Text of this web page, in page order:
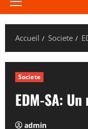
Menu
Accueil Societe
Societe
EDM-SA:
admin